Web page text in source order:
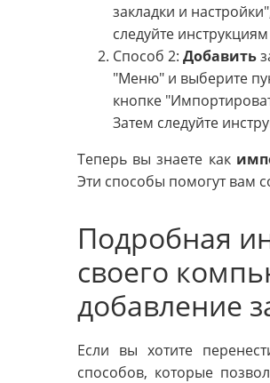
закладки и
следуйте
Способ 2: Добавить
"Меню" и выберите
кнопке
Затем следуйте
Теперь вы знаете как
Эти способы помогут вам
Подробная
своего
добавление
Если вы хотите
способов, которые